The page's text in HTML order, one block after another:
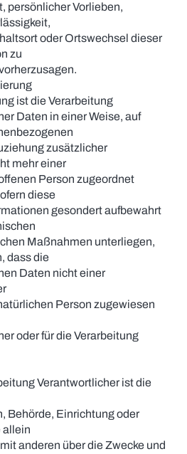
persönlicher Vorlieben,
oder Ortswechsel dieser
zu
ist die Verarbeitung
Daten in einer Weise, auf
zusätzlicher
mehr einer
Person zugeordnet
diese
gesondert aufbewahrt
Maßnahmen unterliegen,
dass die
Daten nicht einer
Person zugewiesen
oder für die Verarbeitung
Verantwortlicher ist die
Behörde, Einrichtung oder
allein
anderen über die Zwecke und